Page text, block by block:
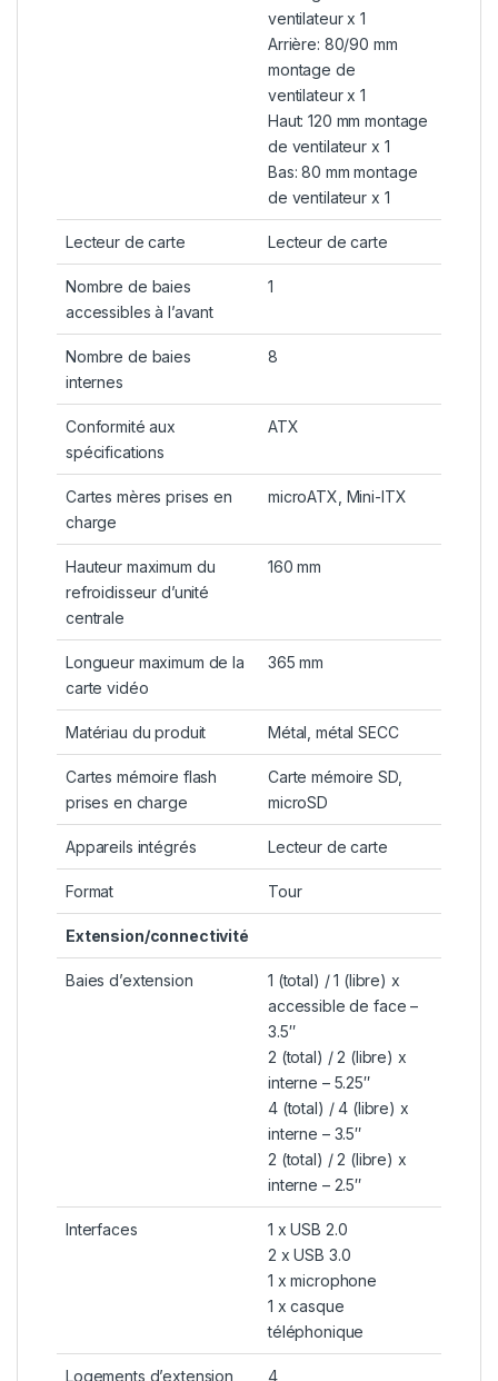
ventilateur x 1
Arrière: 80/90 mm
montage de
ventilateur x 1
Haut: 120 mm montage
de ventilateur x 1
Bas: 80 mm montage
de ventilateur x 1
Lecteur de carte Lecteur de carte
Nombre de baies
accessibles à l’avant
1
Nombre de baies
internes
8
Conformité aux
spécifications
ATX
Cartes mères prises en
charge
microATX, Mini-ITX
Hauteur maximum du
refroidisseur d’unité
centrale
160 mm
Longueur maximum de la
carte vidéo
365 mm
Matériau du produit Métal, métal SECC
Cartes mémoire flash
prises en charge
Carte mémoire SD,
microSD
Appareils intégrés Lecteur de carte
Format Tour
Extension/connectivité
Baies d’extension
1 (total) / 1 (libre) x
accessible de face –
3.5″
2 (total) / 2 (libre) x
interne – 5.25″
4 (total) / 4 (libre) x
interne – 3.5″
2 (total) / 2 (libre) x
interne – 2.5″
Interfaces
1 x USB 2.0
2 x USB 3.0
1 x microphone
1 x casque
téléphonique
Logements d’extension 4